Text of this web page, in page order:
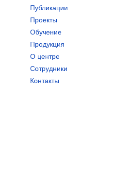
Публикации
Проекты
Обучение
Продукция
О центре
Сотрудники
Контакты